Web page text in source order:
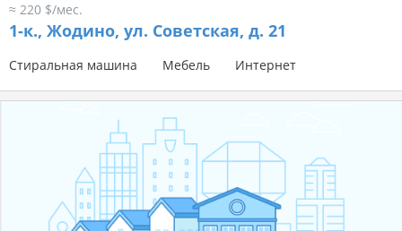
≈ 220 $/мес.
1-к., Жодино, ул. Советская, д. 21
Стиральная машина Мебель Интернет